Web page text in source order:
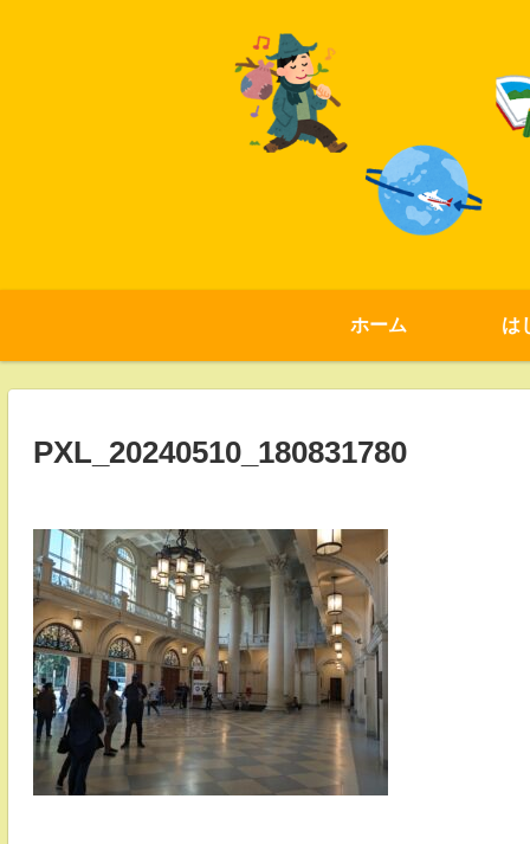
ホーム は
PXL_20240510_180831780